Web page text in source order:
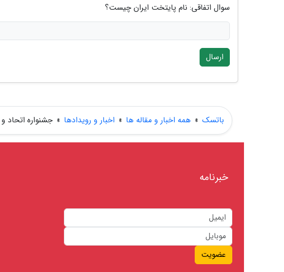
سوال اتفاقی: نام پایتخت ایران چیست؟
ارسال
باتسک » همه اخبار و مقاله ها » اخبار و رویدادها » جشنواره اتحاد
خبرنامه
عضویت